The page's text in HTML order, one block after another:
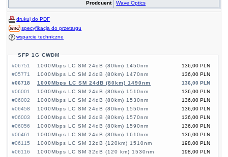
Prodcuent
Wave Optics
drukuj do PDF
specyfikacja do przetargu
wsparcie techniczne
SFP 1G CWDM
#06751
136,00 PLN
1000Mbps LC SM 24dB (80km) 1450nm
#05771
136,00 PLN
1000Mbps LC SM 24dB (80km) 1470nm
#06718
136,00 PLN
1000Mbps LC SM 24dB (80km) 1490nm
#06001
136,00 PLN
1000Mbps LC SM 24dB (80km) 1510nm
#06002
136,00 PLN
1000Mbps LC SM 24dB (80km) 1530nm
#06458
136,00 PLN
1000Mbps LC SM 24dB (80km) 1550nm
#06003
136,00 PLN
1000Mbps LC SM 24dB (80km) 1570nm
#06056
136,00 PLN
1000Mbps LC SM 24dB (80km) 1590nm
#06461
136,00 PLN
1000Mbps LC SM 24dB (80km) 1610nm
#06115
198,00 PLN
1000Mbps LC SM 32dB (120km) 1510nm
#06116
198,00 PLN
1000Mbps LC SM 32dB (120 km) 1530nm